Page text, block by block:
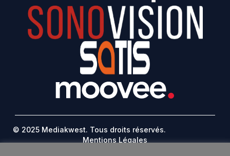
© 2025 Mediakwest. Tous droits réservés.
Mentions Légales